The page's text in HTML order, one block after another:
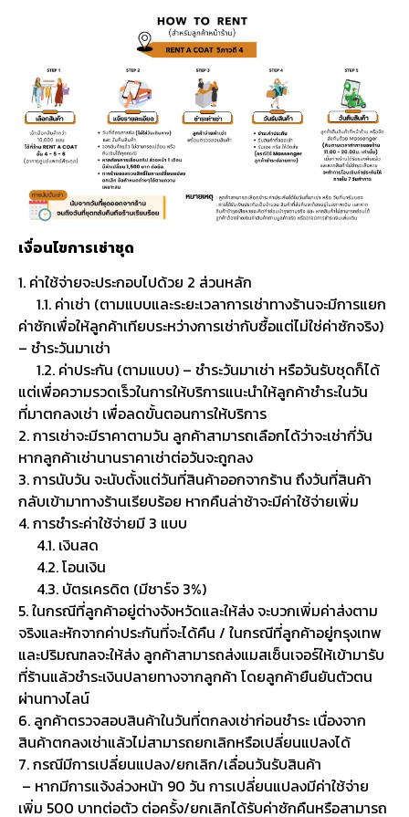
เงื่อนไขการเช่าชุด
1. ค่าใช้จ่ายจะประกอบไปด้วย 2 ส่วนหลัก
1.1. ค่าเช่า (ตามแบบและระยะเวลาการเช่าทางร้านจะมีการแยก
ค่าซักเพื่อให้ลูกค้าเทียบระหว่างการเช่ากับซื้อแต่ไม่ใช่ค่าซักจริง)
– ชำระวันมาเช่า
1.2. ค่าประกัน (ตามแบบ) – ชำระวันมาเช่า หรือวันรับชุดก็ได้
แต่เพื่อความรวดเร็วในการให้บริการแนะนำให้ลูกค้าชำระในวัน
ที่มาตกลงเช่า เพื่อลดขั้นตอนการให้บริการ
2. การเช่าจะมีราคาตามวัน ลูกค้าสามารถเลือกได้ว่าจะเช่ากี่วัน
หากลูกค้าเช่านานราคาเช่าต่อวันจะถูกลง
3. การนับวัน จะนับตั้งแต่วันที่สินค้าออกจากร้าน ถึงวันที่สินค้า
กลับเข้ามาทางร้านเรียบร้อย หากคืนล่าช้าจะมีค่าใช้จ่ายเพิ่ม
4. การชำระค่าใช้จ่ายมี 3 แบบ
4.1. เงินสด
4.2. โอนเงิน
4.3. บัตรเครดิต (มีชาร์จ 3%)
5. ในกรณีที่ลูกค้าอยู่ต่างจังหวัดและให้ส่ง จะบวกเพิ่มค่าส่งตาม
จริงและหักจากค่าประกันที่จะได้คืน / ในกรณีที่ลูกค้าอยู่กรุงเทพ
และปริมณฑลจะให้ส่ง ลูกค้าสามารถส่งแมสเซ็นเจอร์ให้เข้ามารับ
ที่ร้านแล้วชำระเงินปลายทางจากลูกค้า โดยลูกค้ายืนยันตัวตน
ผ่านทางไลน์
6. ลูกค้าตรวจสอบสินค้าในวันที่ตกลงเช่าก่อนชำระ เนื่องจาก
สินค้าตกลงเช่าแล้วไม่สามารถยกเลิกหรือเปลี่ยนแปลงได้
7. กรณีมีการเปลี่ยนแปลง/ยกเลิก/เลื่อนวันรับสินค้า
– หากมีการแจ้งล่วงหน้า 90 วัน การเปลี่ยนแปลงมีค่าใช้จ่าย
เพิ่ม 500 บาทต่อตัว ต่อครั้ง/ยกเลิกได้รับค่าซักคืนหรือสามารถ